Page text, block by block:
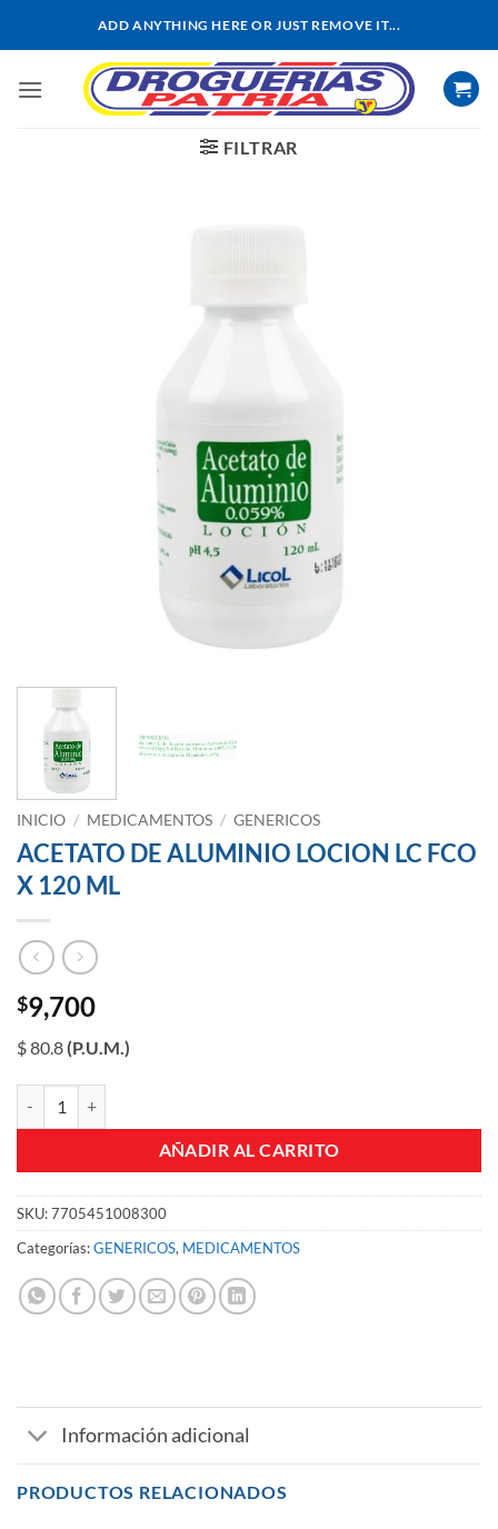
ADD ANYTHING HERE OR JUST REMOVE IT...
FILTRAR
INICIO / MEDICAMENTOS / GENERICOS
ACETATO DE ALUMINIO LOCION LC FCO
X 120 ML
$9,700
$ 80.8(P.U.M.)
AÑADIR AL CARRITO
SKU:7705451008300
Categorías:GENERICOS, MEDICAMENTOS
Información adicional
PRODUCTOS RELACIONADOS